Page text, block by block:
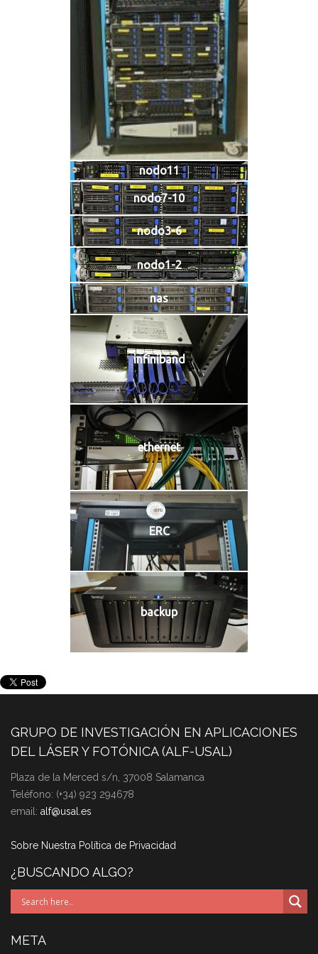
nodo11
nodo7-10
nodo3-6
nodo1-2
nas
infiniband
ethernet
ERC
backup
GRUPO DE INVESTIGACIÓN EN APLICACIONES
DEL LÁSER Y FOTÓNICA (ALF-USAL)
Plaza de la Merced s/n, 37008 Salamanca
Teléfono: (+34) 923 294678
email: alf@usal.es
Sobre Nuestra Política de Privacidad
¿BUSCANDO ALGO?
META